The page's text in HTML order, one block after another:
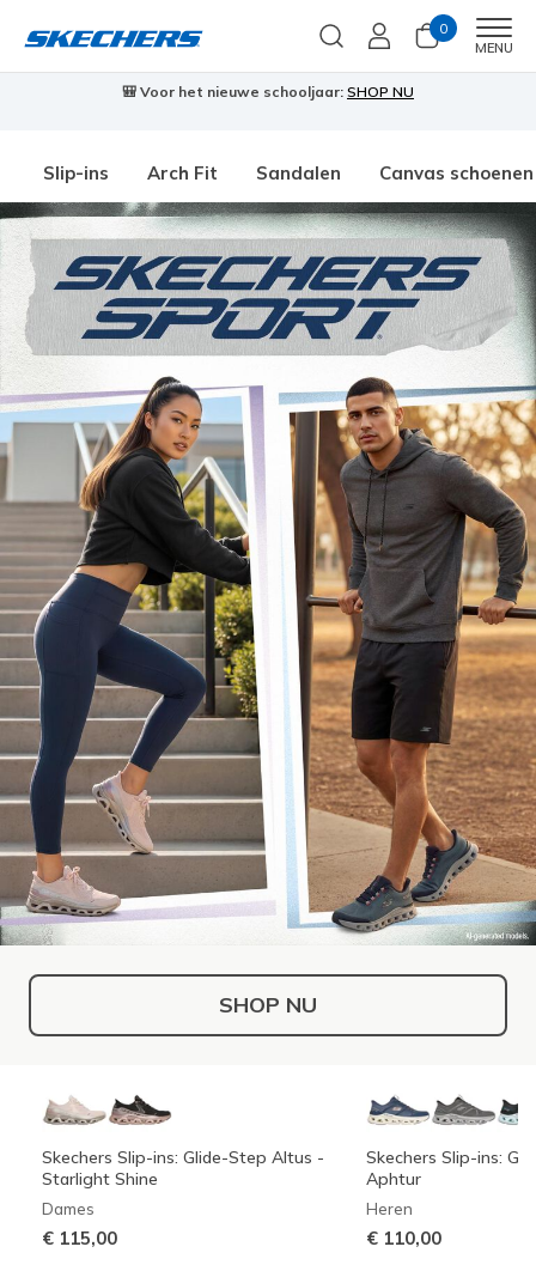
0
MENU
🎒 Voor het nieuwe schooljaar: SHOP NU
Slip-ins Arch Fit Sandalen Canvas schoenen
SHOP NU
Skechers Slip-ins: Glide-Step Altus -
Starlight Shine
Dames
€ 115,00
Skechers Slip-ins:
Aphtur
Heren
€ 110,00